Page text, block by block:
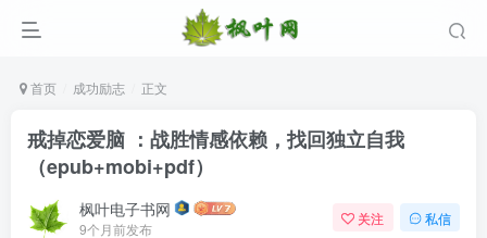
首页 成功励志 正文
戒掉恋爱脑 ：战胜情感依赖，找回独立自我
（epub+mobi+pdf）
枫叶电子书网
9个月前发布
关注 私信